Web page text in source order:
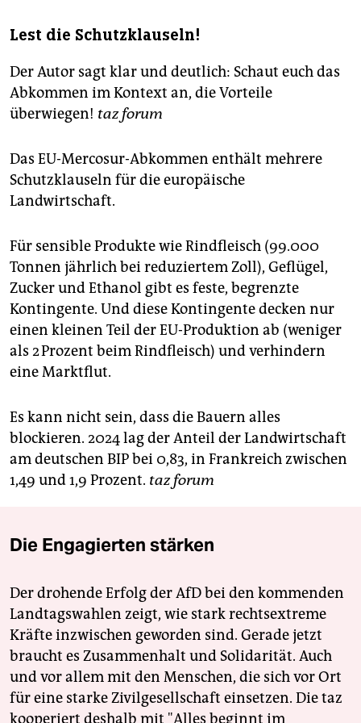
Lest die Schutzklauseln!
Der Autor sagt klar und deutlich: Schaut euch das
Abkommen im Kontext an, die Vorteile
überwiegen! taz forum
Das EU-Mercosur-Abkommen enthält mehrere
Schutzklauseln für die europäische
Landwirtschaft.
Für sensible Produkte wie Rindfleisch (99.000
Tonnen jährlich bei reduziertem Zoll), Geflügel,
Zucker und Ethanol gibt es feste, begrenzte
Kontingente. Und diese Kontingente decken nur
einen kleinen Teil der EU-Produktion ab (weniger
als 2 Prozent beim Rindfleisch) und verhindern
eine Marktflut.
Es kann nicht sein, dass die Bauern alles
blockieren. 2024 lag der Anteil der Landwirtschaft
am deutschen BIP bei 0,83, in Frankreich zwischen
1,49 und 1,9 Prozent. taz forum
Die Engagierten stärken
Der drohende Erfolg der AfD bei den kommenden
Landtagswahlen zeigt, wie stark rechtsextreme
Kräfte inzwischen geworden sind. Gerade jetzt
braucht es Zusammenhalt und Solidarität. Auch
und vor allem mit den Menschen, die sich vor Ort
für eine starke Zivilgesellschaft einsetzen. Die taz
kooperiert deshalb mit "Alles beginnt im